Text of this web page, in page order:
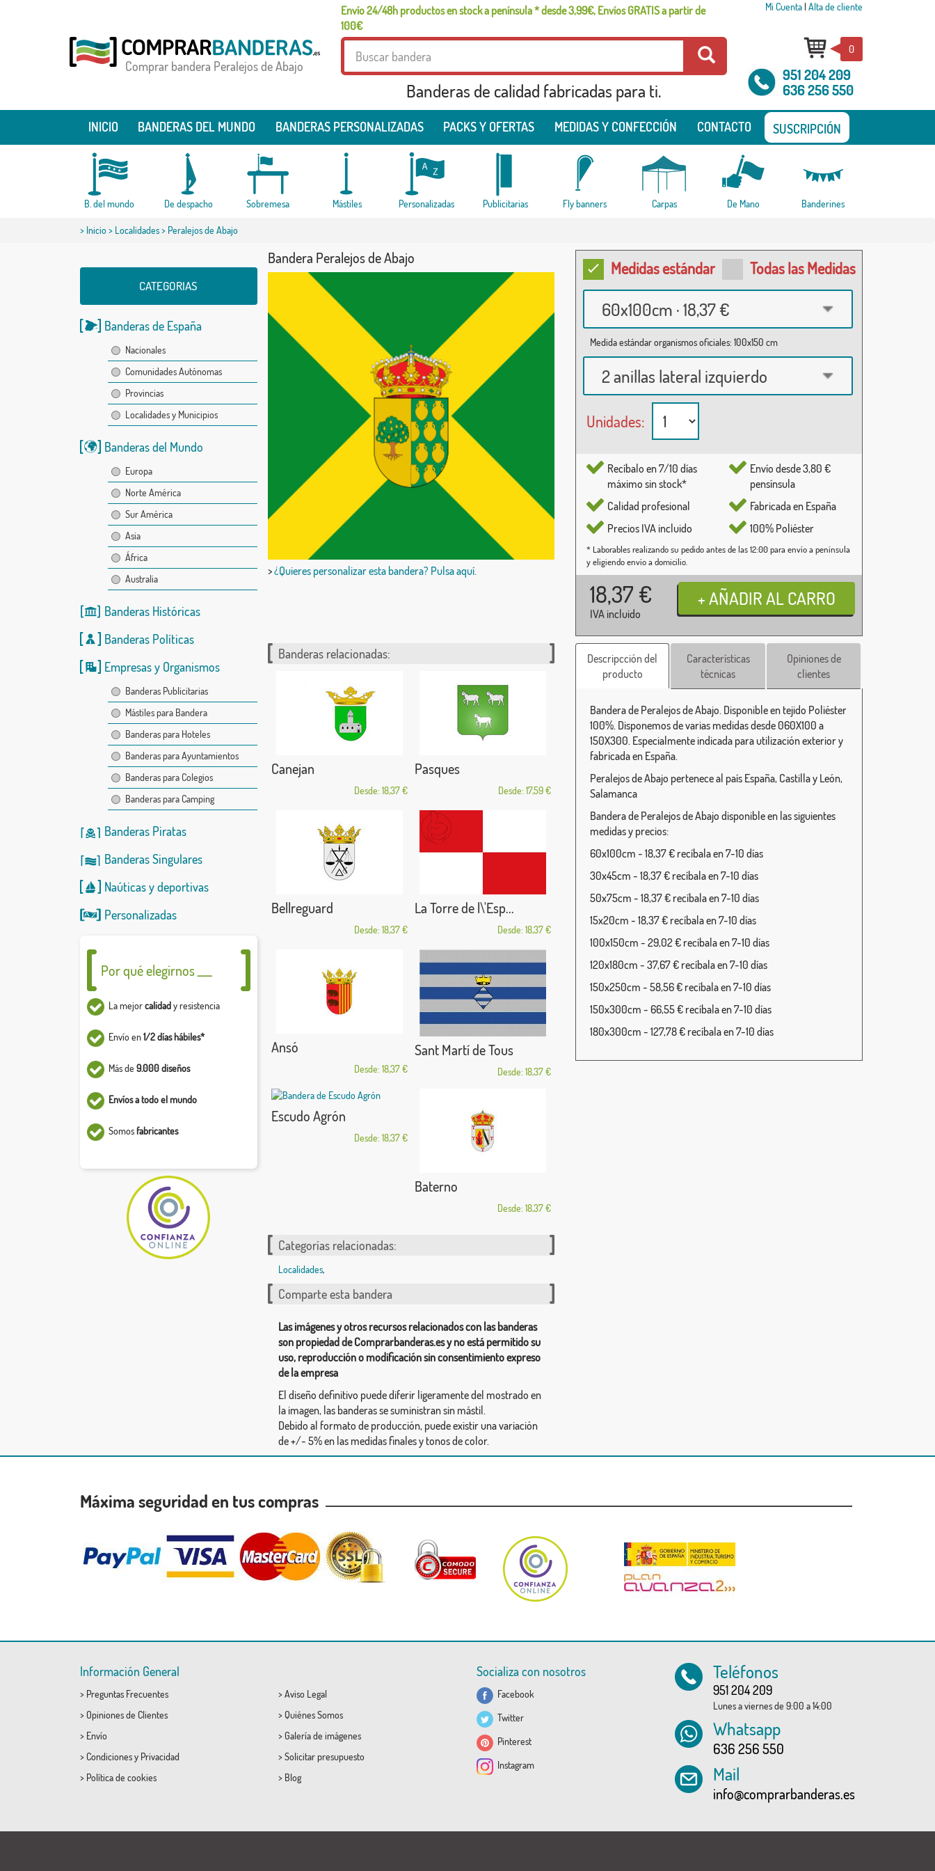
Envío 24/48h productos en stock a península * desde 3,99€, Envíos GRATIS a partir de
100€
Mi Cuenta| Alta de cliente
Comprar bandera Peralejos de Abajo
Banderas de calidad fabricadas para ti.
0
951 204 209
636 256 550
INICIO BANDERAS DEL MUNDO BANDERAS PERSONALIZADAS PACKS Y OFERTAS MEDIDAS Y CONFECCIÓN CONTACTO SUSCRIPCIÓN
B. del mundo De despacho Sobremesa Mástiles Personalizadas Publicitarias Fly banners Carpas De Mano Banderines
> Inicio> Localidades> Peralejos de Abajo
CATEGORIAS
Banderas de España
Nacionales
Comunidades Autónomas
Provincias
Localidades y Municipios
Banderas del Mundo
Europa
Norte América
Sur América
Asia
África
Australia
Banderas Históricas
Banderas Políticas
Empresas y Organismos
Banderas Publicitarias
Mástiles para Bandera
Banderas para Hoteles
Banderas para Ayuntamientos
Banderas para Colegios
Banderas para Camping
Banderas Piratas
Banderas Singulares
Naúticasydeportivas
Personalizadas
Por qué elegirnos ___
La mejorcalidady resistencia
Envío en1/2 días hábiles*
Más de 9.000 diseños
Envíos a todo el mundo
Somosfabricantes
Bandera Peralejos de Abajo
>¿Quieres personalizar esta bandera? Pulsa aquí.
Medidas estándar Todas las Medidas
60x100cm · 18,37 €
Medida estándar organismos oficiales: 100x150 cm
2 anillas lateral izquierdo
Unidades:
Recíbalo en 7/10 días
máximo sin stock*
Calidad profesional
Precios IVA incluido
Envío desde 3,80 €
pensínsula
Fabricada en España
100% Poliéster
* Laborables realizando su pedido antes de las 12:00 para envío a península
y eligiendo envío a domicilio.
18,37 €
IVA incluido
Banderas relacionadas:
Canejan
Desde: 18,37 €
Pasques
Desde: 17,59 €
Bellreguard
Desde: 18,37 €
La Torre de l\'Esp...
Desde: 18,37 €
Ansó
Desde: 18,37 €
Sant Martí de Tous
Desde: 18,37 €
Escudo Agrón
Desde: 18,37 €
Baterno
Desde: 18,37 €
Categorías relacionadas:
Localidades,
Comparte esta bandera
Las imágenes y otros recursos relacionados con las banderas
son propiedad de Comprarbanderas.es y no está permitido su
uso, reproducción o modificación sin consentimiento expreso
de la empresa
El diseño definitivo puede diferir ligeramente del mostrado en
la imagen, las banderas se suministran sin mástil.
Debido al formato de producción, puede existir una variación
de +/- 5% en las medidas finales y tonos de color.
Descripcción del
producto
Características
técnicas
Opiniones de
clientes
Bandera de Peralejos de Abajo. Disponible en tejido Poliéster
100%. Disponemos de varias medidas desde 060X100 a
150X300. Especialmente indicada para utilización exterior y
fabricada en España.
Peralejos de Abajo pertenece al país España, Castilla y León,
Salamanca
Bandera de Peralejos de Abajo disponible en las siguientes
medidas y precios:
60x100cm - 18,37 € recíbala en 7-10 días
30x45cm - 18,37 € recíbala en 7-10 días
50x75cm - 18,37 € recíbala en 7-10 días
15x20cm - 18,37 € recíbala en 7-10 días
100x150cm - 29,02 € recíbala en 7-10 días
120x180cm - 37,67 € recíbala en 7-10 días
150x250cm - 58,56 € recíbala en 7-10 días
150x300cm - 66,55 € recíbala en 7-10 días
180x300cm - 127,78 € recíbala en 7-10 días
Máxima seguridad en tus compras
Información General
> Preguntas Frecuentes
> Opiniones de Clientes
> Envío
> Condicionesy Privacidad
> Política de cookies
> Aviso Legal
> Quiénes Somos
> Galería de imágenes
> Solicitar presupuesto
> Blog
Socializa con nosotros
Facebook
Twitter
Pinterest
Instagram
Teléfonos
951 204 209
Lunes a viernes de 9:00 a 14:00
Whatsapp
636 256 550
Mail
info@comprarbanderas.es